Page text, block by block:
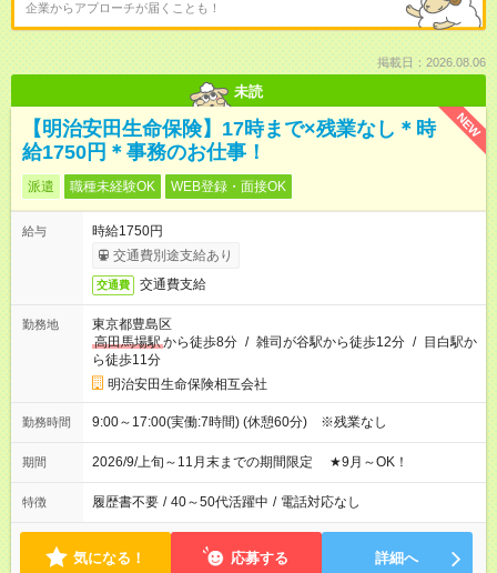
企業からアプローチが届くことも！
掲載日：2026.08.06
未読
NEW
【明治安田生命保険】17時まで×残業なし＊時
給1750円＊事務のお仕事！
派遣 職種未経験OK WEB登録・面接OK
給与
時給1750円
交通費別途支給あり
交通費 交通費支給
勤務地
東京都豊島区
高田馬場駅から徒歩8分 / 雑司が谷駅から徒歩12分 / 目白駅か
ら徒歩11分
明治安田生命保険相互会社
勤務時間 9:00～17:00(実働:7時間) (休憩60分) ※残業なし
期間 2026/9/上旬～11月末までの期間限定 ★9月～OK！
特徴 履歴書不要 / 40～50代活躍中 / 電話対応なし
気になる！ 応募する 詳細へ